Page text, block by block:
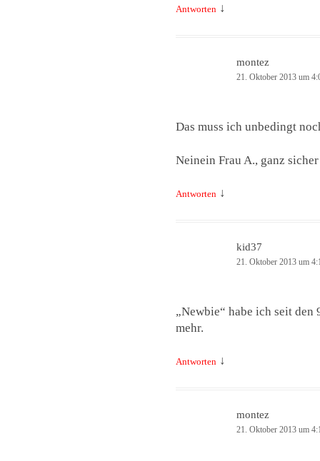
Antworten ↓
montez
21. Oktober 2013 um
Das muss ich unbedingt
Neinein Frau A., ganz
Antworten ↓
kid37
21. Oktober 2013 um
„Newbie“ habe ich seit
mehr.
Antworten ↓
montez
21. Oktober 2013 um